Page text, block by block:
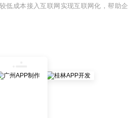
低成本接入互联网实现互联网化，帮助企